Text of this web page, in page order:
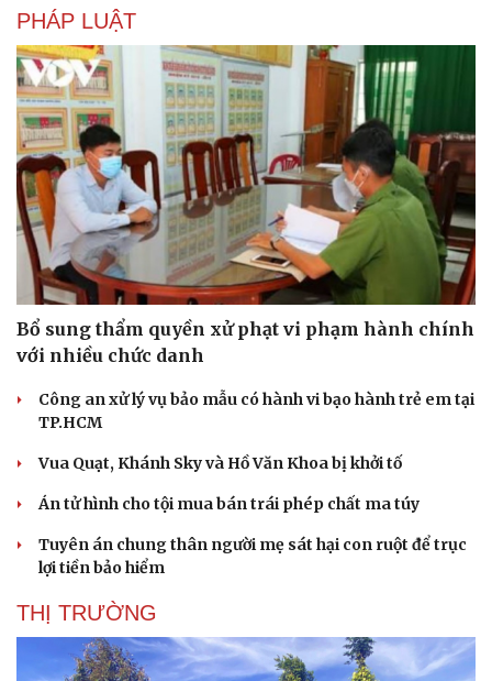
Cải chính
PHÁP LUẬT
Bổ sung thẩm quyền xử phạt vi phạm hành chính
với nhiều chức danh
Công an xử lý vụ bảo mẫu có hành vi bạo hành trẻ em tại
TP.HCM
Vua Quạt, Khánh Sky và Hồ Văn Khoa bị khởi tố
Án tử hình cho tội mua bán trái phép chất ma túy
Tuyên án chung thân người mẹ sát hại con ruột để trục
lợi tiền bảo hiểm
THỊ TRƯỜNG